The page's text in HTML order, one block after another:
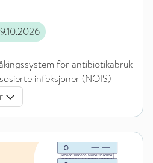
for antibiotikabruk
infeksjoner (NOIS)